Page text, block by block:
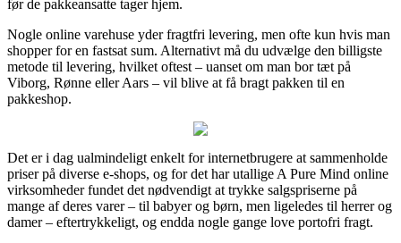
før de pakkeansatte tager hjem.
Nogle online varehuse yder fragtfri levering, men ofte kun hvis man
shopper for en fastsat sum. Alternativt må du udvælge den billigste
metode til levering, hvilket oftest – uanset om man bor tæt på
Viborg, Rønne eller Aars – vil blive at få bragt pakken til en
pakkeshop.
Det er i dag ualmindeligt enkelt for internetbrugere at sammenholde
priser på diverse e-shops, og for det har utallige A Pure Mind online
virksomheder fundet det nødvendigt at trykke salgspriserne på
mange af deres varer – til babyer og børn, men ligeledes til herrer og
damer – eftertrykkeligt, og endda nogle gange love portofri fragt.